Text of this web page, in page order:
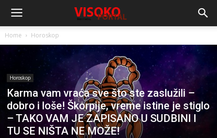
Home Horoskop
Horoskop
Karma vam vraća sve što ste zaslužili –
dobro i loše! Škorpije, vreme istine je stiglo
– TAKO VAM JE ZAPISANO U SUDBINI I
TU SE NIŠTA NE MOŽE!